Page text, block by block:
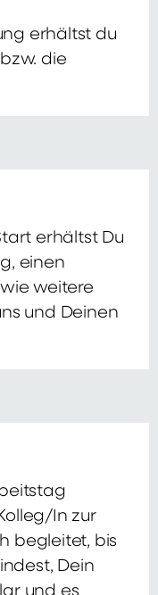
erhältst du
die
erhältst Du
einen
weitere
und Deinen
In zur
begleitet, bis
Dein